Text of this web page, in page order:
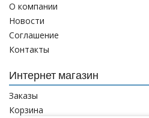
О компании
Новости
Соглашение
Контакты
Интернет магазин
Заказы
Корзина